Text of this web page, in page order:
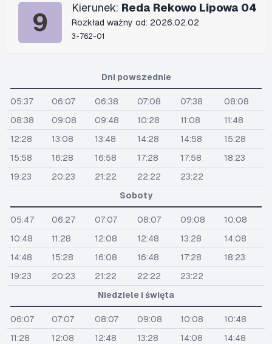
9 Kierunek: Reda Rekowo Lipowa 04
Rozkład ważny od: 2026.02.02
3-762-01
Dni powszednie
05:37 06:07 06:38 07:08 07:38
08:08
08:38
09:08 09:48 10:28 11:08
11:48
12:28
13:08 13:48 14:28 14:58
15:28
15:58
16:28 16:58 17:28 17:58
18:23
19:23
20:23 21:22 22:22
23:22
Soboty
05:47 06:27 07:07 08:07 09:08
10:08
10:48
11:28 12:08 12:48 13:28
14:08
14:48
15:28 16:08 16:48 17:28
18:23
19:23
20:23 21:22 22:22
23:22
Niedziele i święta
06:07 07:07 08:07 09:08 10:08
10:48
11:28
12:08 12:48 13:28 14:08
14:48